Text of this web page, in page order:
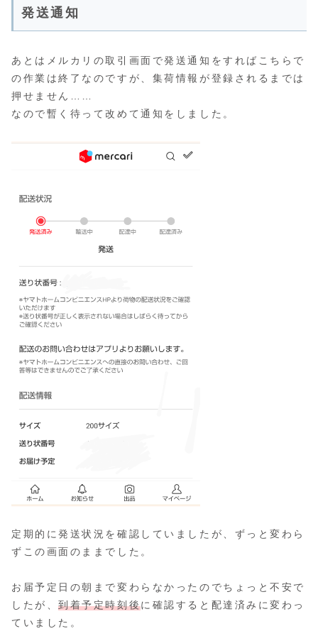
発送通知
あとはメルカリの取引画面で発送通知をすればこちらで
の作業は終了なのですが、集荷情報が登録されるまでは
押せません……
なので暫く待って改めて通知をしました。
定期的に発送状況を確認していましたが、ずっと変わら
ずこの画面のままでした。
お届予定日の朝まで変わらなかったのでちょっと不安で
したが、到着予定時刻後に確認すると配達済みに変わっ
ていました。